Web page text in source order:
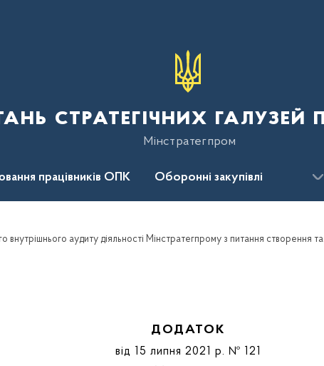
стратегічних
Мінстратегпром
працівників ОПК Оборонні закупівлі
ДОДАТОК
від 15 липня 2021 р. № 121